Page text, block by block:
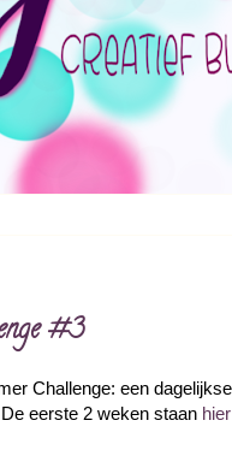
#3
Challenge: een
eerste 2 weken staan hier